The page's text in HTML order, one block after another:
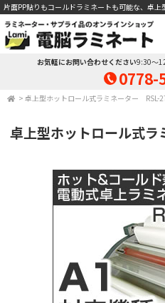
片面PP貼りもコールドラミネートも可能な、卓上
お気軽にお問い合わせください9:30～
0778-
> 卓上型ホットロール式ラミネーター RSL-
卓上型ホットロール式